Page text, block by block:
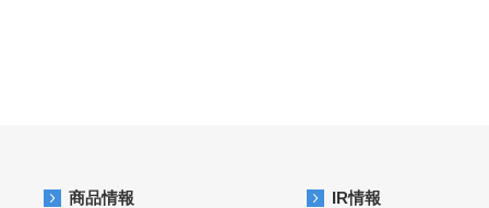
商品情報 IR情報